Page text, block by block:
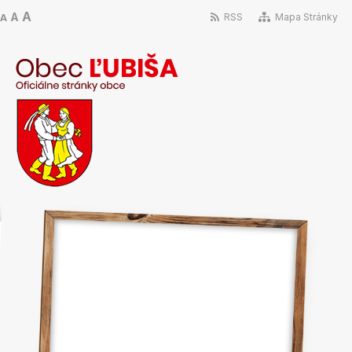
A A A RSS Mapa Stránky